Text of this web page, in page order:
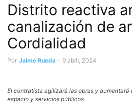
Distrito reactiva
canalización de
Cordialidad
Por Jaime Rueda - 9 abril, 2024
El contratista agilizará las obras y aumentará
espacio y servicios públicos.